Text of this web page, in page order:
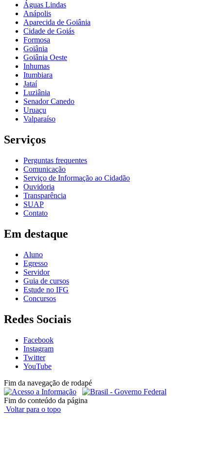
Águas Lindas
Anápolis
Aparecida de Goiânia
Cidade de Goiás
Formosa
Goiânia
Goiânia Oeste
Inhumas
Itumbiara
Jataí
Luziânia
Senador Canedo
Uruaçu
Valparaíso
Serviços
Perguntas frequentes
Comunicação
Serviço de Informação ao Cidadão
Ouvidoria
Transparência
SUAP
Contato
Em destaque
Aluno
Egresso
Servidor
Guia de cursos
Estude no IFG
Concursos
Redes Sociais
Facebook
Instagram
Twitter
YouTube
Fim da navegação de rodapé
Fim do conteúdo da página
Voltar para o topo